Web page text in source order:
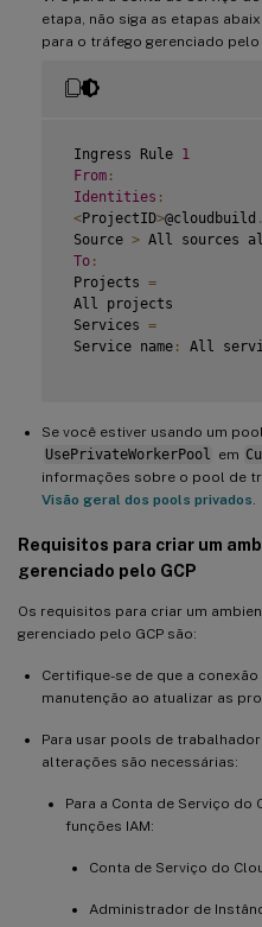
etapa, não siga as etapas
para o tráfego gerenciado pelo
Ingress Rule 1
From :
Identities :
<ProjectID>@cloudbuild .
Source > All sources
To :
Projects =
All projects
Services =
Service name : All
Se você estiver usando um
UsePrivateWorkerPool
em
informações sobre o pool de
Visão geral dos pools privados
Requisitos para criar um
gerenciado pelo GCP
Os requisitos para criar um
gerenciado pelo GCP são:
Certifique-se de que a
manutenção ao atualizar as
Para usar pools de
alterações são necessárias:
Para a Conta de Serviço do
funções IAM:
Conta de Serviço do
Administrador de